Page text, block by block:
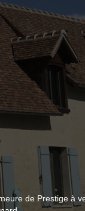
de Prestige à